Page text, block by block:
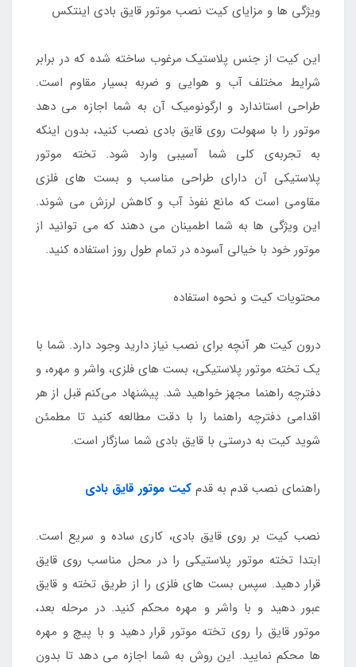
ویژگی‌ ها و مزایای کیت نصب موتور قایق بادی اینتکس
این کیت از جنس پلاستیک مرغوب ساخته شده که در برابر
شرایط مختلف آب و هوایی و ضربه بسیار مقاوم است.
طراحی استاندارد و ارگونومیک آن به شما اجازه می‌ دهد
موتور را با سهولت روی قایق بادی نصب کنید، بدون اینکه
به تجربه‌ی کلی شما آسیبی وارد شود. تخته موتور
پلاستیکی آن دارای طراحی مناسب و بست‌ های فلزی
مقاومی است که مانع نفوذ آب و کاهش لرزش می‌ شوند.
این ویژگی‌ ها به شما اطمینان می‌ دهند که می‌ توانید از
موتور خود با خیالی آسوده در تمام طول روز استفاده کنید.
محتویات کیت و نحوه استفاده
درون کیت هر آنچه برای نصب نیاز دارید وجود دارد. شما با
یک تخته موتور پلاستیکی، بست‌ های فلزی، واشر و مهره، و
دفترچه راهنما مجهز خواهید شد. پیشنهاد می‌کنم قبل از هر
اقدامی دفترچه راهنما را با دقت مطالعه کنید تا مطمئن
شوید کیت به درستی با قایق بادی شما سازگار است.
راهنمای نصب قدم به قدم کیت موتور قایق بادی
نصب کیت بر روی قایق بادی، کاری ساده و سریع است.
ابتدا تخته موتور پلاستیکی را در محل مناسب روی قایق
قرار دهید. سپس بست‌ های فلزی را از طریق تخته و قایق
عبور دهید و با واشر و مهره محکم کنید. در مرحله بعد،
موتور قایق را روی تخته موتور قرار دهید و با پیچ و مهره‌
ها محکم نمایید. این روش به شما اجازه می‌ دهد تا بدون